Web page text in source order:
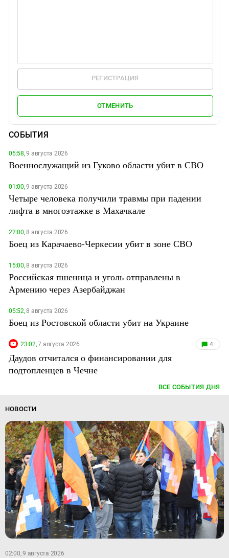
РЕГИСТРАЦИЯ
ОТМЕНИТЬ
СОБЫТИЯ
05:58,9 августа 2026
Военнослужащий из Гуково области убит в СВО
01:00,9 августа 2026
Четыре человека получили травмы при падении
лифта в многоэтажке в Махачкале
22:00,8 августа 2026
Боец из Карачаево-Черкесии убит в зоне СВО
15:00,8 августа 2026
Российская пшеница и уголь отправлены в
Армению через Азербайджан
05:52,8 августа 2026
Боец из Ростовской области убит на Украине
23:02,7 августа 2026 4
Даудов отчитался о финансировании для
подтопленцев в Чечне
ВСЕ СОБЫТИЯ ДНЯ
НОВОСТИ
02:00, 9 августа 2026